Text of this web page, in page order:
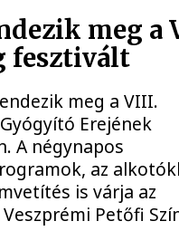
meg a
fesztivált
meg a VIII.
Erejének
A négynapos
az
is várja az
Petőfi